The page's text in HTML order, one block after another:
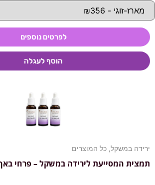
לפרטים נוספים
הוסף לעגלה
ירידה במשקל, כל המוצרים
תמצית המסייעת לירידה במשקל – פרחי